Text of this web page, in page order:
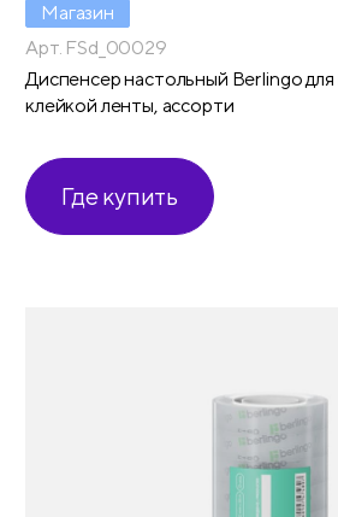
Магазин
Арт. FSd_00029
Диспенсер настольный Berlingo для
клейкой ленты, ассорти
Где купить